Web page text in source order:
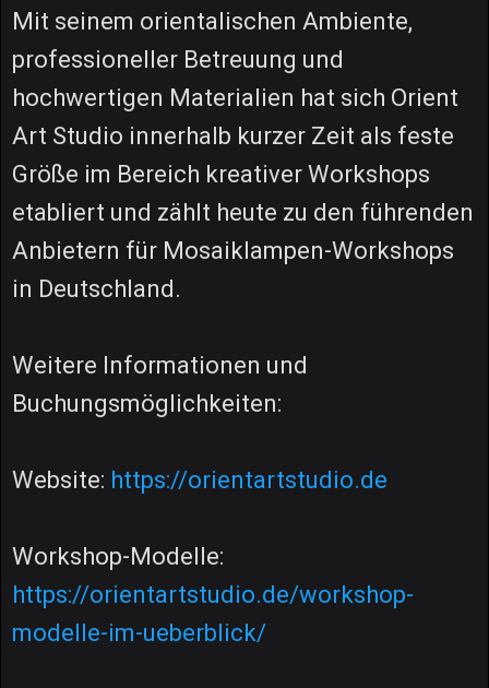
Mit seinem orientalischen Ambiente,
professioneller Betreuung und
hochwertigen Materialien hat sich Orient
Art Studio innerhalb kurzer Zeit als feste
Größe im Bereich kreativer Workshops
etabliert und zählt heute zu den führenden
Anbietern für Mosaiklampen-Workshops
in Deutschland.
Weitere Informationen und
Buchungsmöglichkeiten:
Website: https://orientartstudio.de
Workshop-Modelle:
https://orientartstudio.de/workshop-
modelle-im-ueberblick/